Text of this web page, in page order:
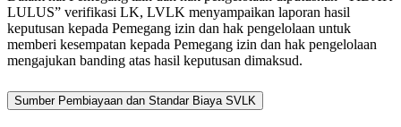
LULUS” verifikasi LK, LVLK menyampaikan laporan hasil
keputusan kepada Pemegang izin dan hak pengelolaan untuk
memberi kesempatan kepada Pemegang izin dan hak pengelolaan
mengajukan banding atas hasil keputusan dimaksud.
Sumber Pembiayaan dan Standar Biaya SVLK